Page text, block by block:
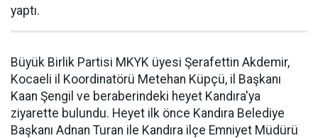
yaptı.
Büyük Birlik Partisi MKYK üyesi Şerafettin Akdemir,
Kocaeli il Koordinatörü Metehan Küpçü, il Başkanı
Kaan Şengil ve beraberindeki heyet Kandıra'ya
ziyarette bulundu. Heyet ilk önce Kandıra Belediye
Başkanı Adnan Turan ile Kandıra ilçe Emniyet Müdürü